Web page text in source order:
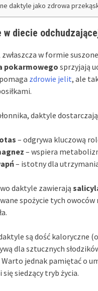
daktyle jako zdrowa
w diecie
zwłaszcza w formie
pokarmowego sprzyjają
zdrowie jelit, ale
daktyle
– odgrywa kluczową
– wspiera
– istotny dla
daktyle zawierają
spożycie tych
są dość kaloryczne
dla sztucznych
Warto jednak pamiętać o
się siedzący tryb życia.